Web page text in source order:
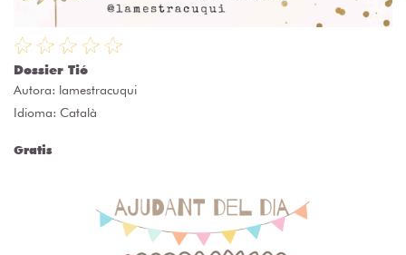
Dossier Tió
Autora: lamestracuqui
Idioma: Català
Gratis